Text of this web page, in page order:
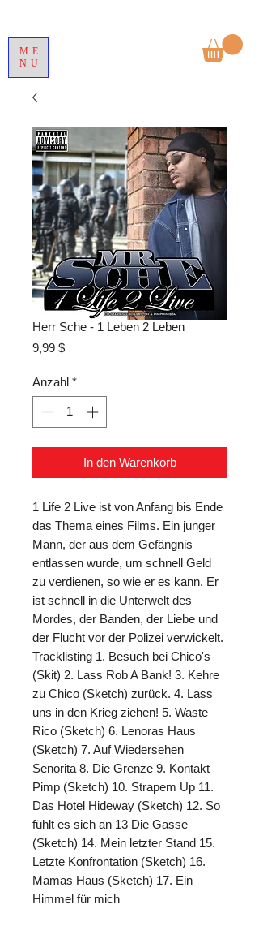
ME
NU
Herr Sche - 1 Leben 2 Leben
9,99 $Preis
Anzahl *
In den Warenkorb
1 Life 2 Live ist von Anfang bis Ende
das Thema eines Films. Ein junger
Mann, der aus dem Gefängnis
entlassen wurde, um schnell Geld
zu verdienen, so wie er es kann. Er
ist schnell in die Unterwelt des
Mordes, der Banden, der Liebe und
der Flucht vor der Polizei verwickelt.
Tracklisting 1. Besuch bei Chico's
(Skit) 2. Lass Rob A Bank! 3. Kehre
zu Chico (Sketch) zurück. 4. Lass
uns in den Krieg ziehen! 5. Waste
Rico (Sketch) 6. Lenoras Haus
(Sketch) 7. Auf Wiedersehen
Senorita 8. Die Grenze 9. Kontakt
Pimp (Sketch) 10. Strapem Up 11.
Das Hotel Hideway (Sketch) 12. So
fühlt es sich an 13 Die Gasse
(Sketch) 14. Mein letzter Stand 15.
Letzte Konfrontation (Sketch) 16.
Mamas Haus (Sketch) 17. Ein
Himmel für mich